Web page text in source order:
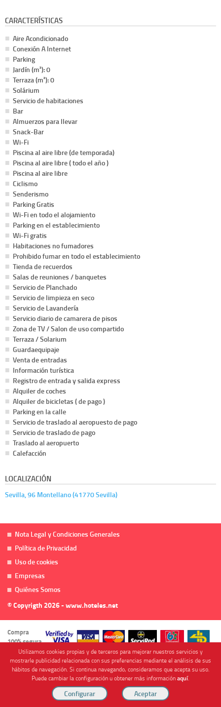
CARACTERÍSTICAS
Aire Acondicionado
Conexión A Internet
Parking
Jardín (m²): 0
Terraza (m²): 0
Solárium
Servicio de habitaciones
Bar
Almuerzos para llevar
Snack-Bar
Wi-Fi
Piscina al aire libre (de temporada)
Piscina al aire libre ( todo el año )
Piscina al aire libre
Ciclismo
Senderismo
Parking Gratis
Wi-Fi en todo el alojamiento
Parking en el establecimiento
Wi-Fi gratis
Habitaciones no fumadores
Prohibido fumar en todo el establecimiento
Tienda de recuerdos
Salas de reuniones / banquetes
Servicio de Planchado
Servicio de limpieza en seco
Servicio de Lavandería
Servicio diario de camarera de pisos
Zona de TV / Salon de uso compartido
Terraza / Solarium
Guardaequipaje
Venta de entradas
Información turística
Registro de entrada y salida express
Alquiler de coches
Alquiler de bicicletas ( de pago )
Parking en la calle
Servicio de traslado al aeropuesto de pago
Servicio de traslado de pago
Traslado al aeropuerto
Calefacción
LOCALIZACIÓN
Sevilla, 96 Montellano (41770 Sevilla)
Nota Legal y Condiciones Generales
Política de Privacidad
Uso de cookies
Empresas
Quiénes Somos
© Copyrigth 2026 - www.hoteles.net
Compra
100% segura
Cofinanciado por
Utilizamos cookies propias y de terceros para mejorar nuestros servicios y
mostrarle publicidad relacionada con sus preferencias mediante el análisis de sus
hábitos de navegación. Si continua navegando, consideramos que acepta su uso.
Puede cambiar la configuración u obtener más informaciónaquí.